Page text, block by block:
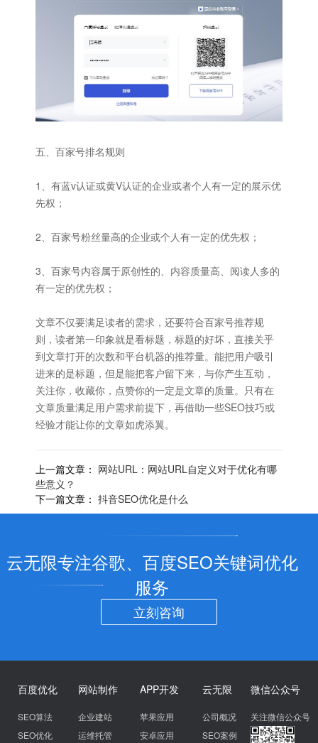
五、百家号排名规则
1、有蓝v认证或黄V认证的企业或者个人有一定的展示优
先权；
2、百家号粉丝量高的企业或个人有一定的优先权；
3、百家号内容属于原创性的、内容质量高、阅读人多的
有一定的优先权；
文章不仅要满足读者的需求，还要符合百家号推荐规
则，读者第一印象就是看标题，标题的好坏，直接关乎
到文章打开的次数和平台机器的推荐量。能把用户吸引
进来的是标题，但是能把客户留下来，与你产生互动，
关注你，收藏你，点赞你的一定是文章的质量。只有在
文章质量满足用户需求前提下，再借助一些SEO技巧或
经验才能让你的文章如虎添翼。
上一篇文章： 网站URL：网站URL自定义对于优化有哪
些意义？
下一篇文章： 抖音SEO优化是什么
云无限专注谷歌、百度SEO关键词优化
服务
立刻咨询
百度优化
SEO算法
SEO优化
网站制作
企业建站
运维托管
APP开发
苹果应用
安卓应用
云无限
公司概况
SEO案例
微信公众号
关注微信公众号